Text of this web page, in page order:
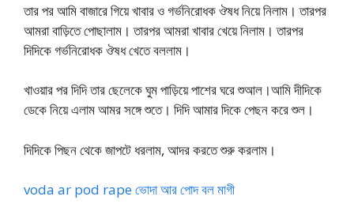
তার পর আমি বাজারে গিয়ে খাবার ও গর্ভনিরোধক ঔষধ নিয়ে নিলাম। তারপর
আমরা বাড়িতে পোছালাম। তারপর আমরা খাবার খেয়ে নিলাম। তারপর
দিদিকে গর্ভনিরোধক ঔষধ খেতে বললাম।
খাওয়ার পর দিদি তার ছেলেকে ঘুম পাড়িয়ে পাশের ঘরে শুআল।আমি দীদিকে
ডেকে নিয়ে এলাম আমর সঙ্গে শুতে। দিদি আমার দিকে পেছন করে শুল।
দিদিকে পিছন থেকে জাপটে ধরলাম, আদর করতে শুরু করলাম।
voda ar pod rape ভোদা আর পোদ বল মাগী